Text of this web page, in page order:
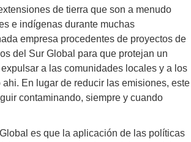
de tierra que son a menudo
e indígenas durante muchas
empresa procedentes de proyectos de
del Sur Global para que protejan un
a las comunidades locales y a los
En lugar de reducir las emisiones, este
contaminando, siempre y cuando
es que la aplicación de las políticas